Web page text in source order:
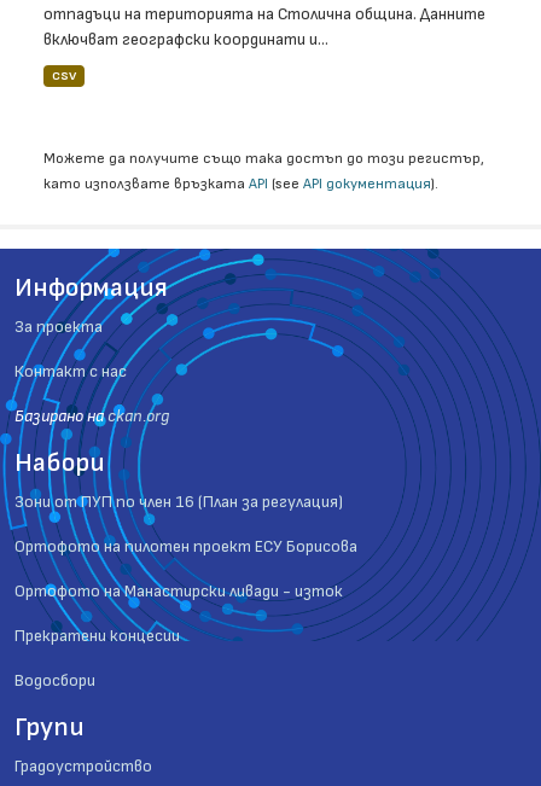
отпадъци на територията на Столична община. Данните
включват географски координати и...
CSV
Можете да получите също така достъп до този регистър,
като използвате връзката API (see API документация).
Информация
За проекта
Контакт с нас
Базиранo наckan.org
Набори
Зони от ПУП по член 16 (План за регулация)
Ортофото на пилотен проект ЕСУ Борисова
Ортофото на Манастирски ливади - изток
Прекратени концесии
Водосбори
Групи
Градоустройство